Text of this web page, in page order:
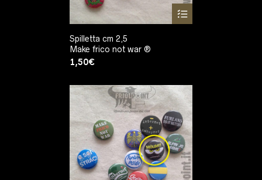
Spilletta cm 2,5
Make frico not war ®
1,50€